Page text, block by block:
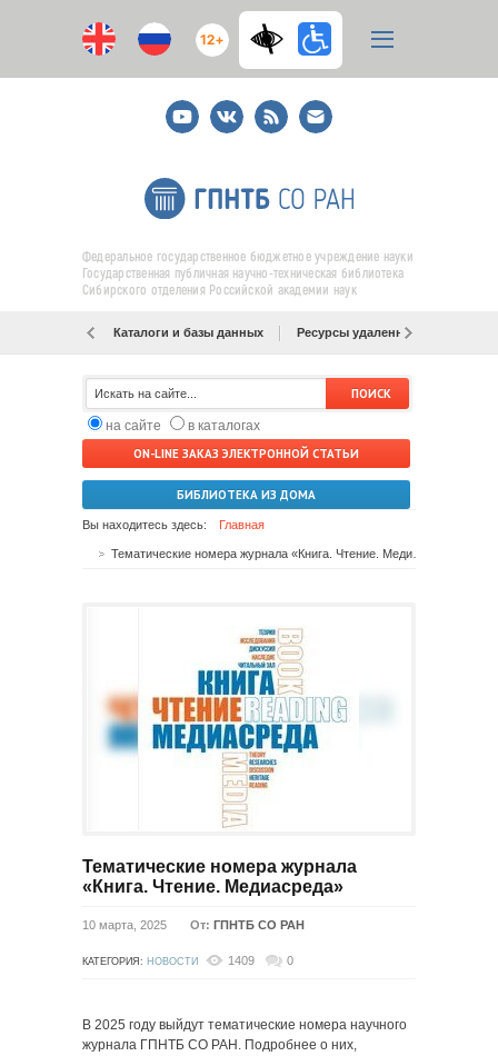
12+
YoutubeВКонтакте
RSS
E-
mail
подписка
Федеральное государственное бюджетное учреждение науки
Государственная публичная научно-техническая библиотека
Сибирского отделения Российской академии наук
Каталоги и базы данных Ресурсы удаленного доступа
на сайте
в каталогах
ON-LINE ЗАКАЗ ЭЛЕКТРОННОЙ СТАТЬИ
БИБЛИОТЕКА ИЗ ДОМА
Вы находитесь здесь: Главная
Тематические номера журнала
«Книга. Чтение. Медиасреда»
10 марта, 2025 От: ГПНТБ СО РАН
КАТЕГОРИЯ: НОВОСТИ 1409 0
В 2025 году выйдут тематические номера научного
журнала ГПНТБ СО РАН. Подробнее о них,